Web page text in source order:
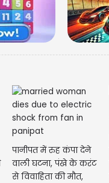
पानीपत में रुह कंपा देने
वाली घटना, पंखे के करंट
से विवाहिता की मौत,